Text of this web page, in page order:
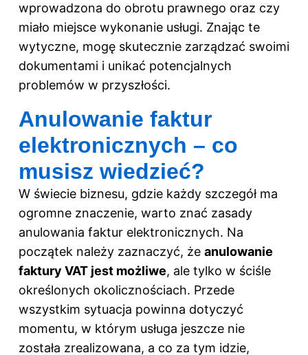
wprowadzona do obrotu prawnego oraz czy
miało miejsce wykonanie usługi. Znając te
wytyczne, mogę skutecznie zarządzać swoimi
dokumentami i unikać potencjalnych
problemów w przyszłości.
Anulowanie faktur
elektronicznych – co
musisz wiedzieć?
W świecie biznesu, gdzie każdy szczegół ma
ogromne znaczenie, warto znać zasady
anulowania faktur elektronicznych. Na
początek należy zaznaczyć, że anulowanie
faktury VAT jest możliwe, ale tylko w ściśle
określonych okolicznościach. Przede
wszystkim sytuacja powinna dotyczyć
momentu, w którym usługa jeszcze nie
została zrealizowana, a co za tym idzie,